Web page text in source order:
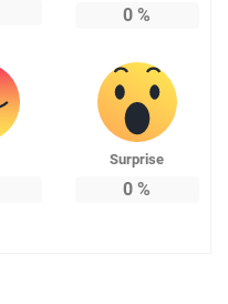
0 %
Surprise
0 %